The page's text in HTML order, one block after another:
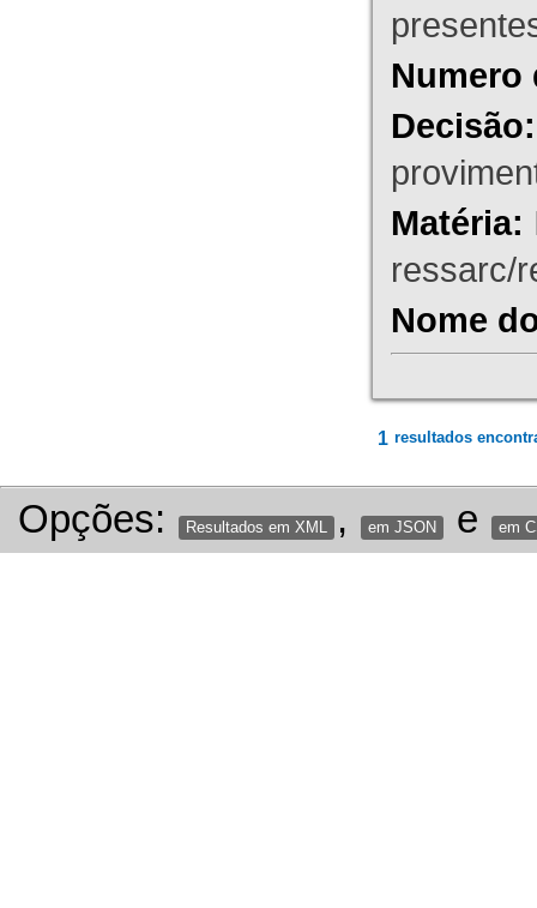
Numero
Decisão:
Matéria:
ressarc/
Nome
1 resultados
Opções: Resultados em XML , em JSON e em